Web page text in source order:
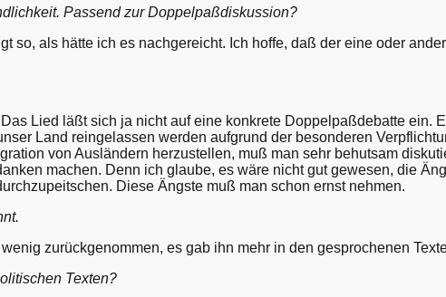
Passend zur Doppelpaßdiskussion?
so, als hätte ich es nachgereicht. Ich hoffe, daß der eine oder
Lied läßt sich ja nicht auf eine konkrete Doppelpaßdebatte ein.
Land reingelassen werden aufgrund der besonderen
von Ausländern herzustellen, muß man sehr behutsam
machen. Denn ich glaube, es wäre nicht gut gewesen, die
Diese Ängste muß man schon ernst nehmen.
zurückgenommen, es gab ihn mehr in den gesprochenen
Texten?